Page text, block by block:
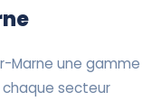
Marne une gamme
secteur